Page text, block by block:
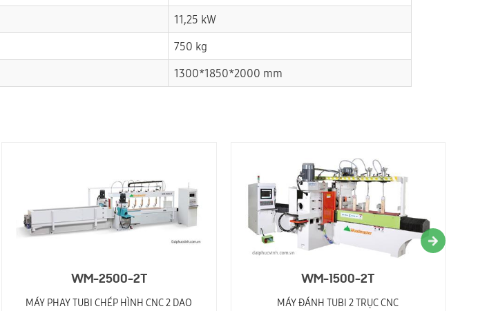
11,25 kW
750 kg
1300*1850*2000 mm
WM-2500-2T
MÁY PHAY TUBI CHÉP HÌNH CNC 2 DAO
WM-1500-2T
MÁY ĐÁNH TUBI 2 TRỤC CNC